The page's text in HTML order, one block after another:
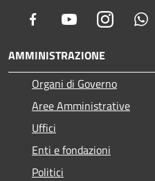
Facebook YoutubeInstagram
AMMINISTRAZIONE
Organi di Governo
Aree Amministrative
Uffici
Enti e fondazioni
Politici